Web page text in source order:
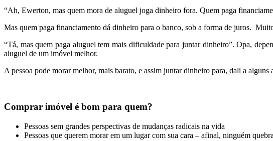
“Ah, Ewerton, mas quem mora de aluguel joga dinheiro fora. Quem paga
Mas quem paga financiamento dá dinheiro para o banco, sob a forma de juros.
“Tá, mas quem paga aluguel tem mais dificuldade para juntar dinheiro”. Opa,
aluguel de um imóvel melhor.
A pessoa pode morar melhor, mais barato, e assim juntar dinheiro para, dali a
Comprar imóvel é bom para quem?
Pessoas sem grandes perspectivas de mudanças radicais na vida
Pessoas que querem morar em um lugar com sua cara – afinal, ninguém